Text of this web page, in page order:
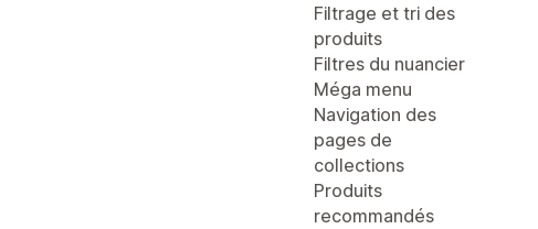
Filtrage et tri des
produits
Filtres du nuancier
Méga menu
Navigation des
pages de
collections
Produits
recommandés